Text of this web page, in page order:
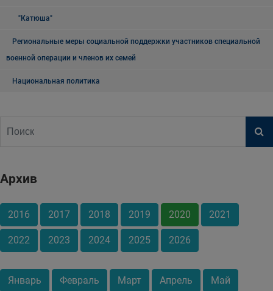
"Катюша"
Региональные меры социальной поддержки участников специальной
военной операции и членов их семей
Национальная политика
Архив
2016 2017 2018 2019 2020 2021
2022 2023 2024 2025 2026
Январь Февраль Март Апрель Май